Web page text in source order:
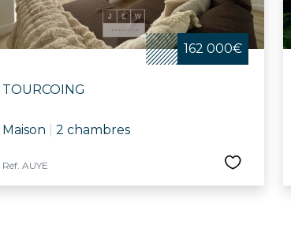
162 000€
TOURCOING
Maison 2 chambres
Réf. AUYE